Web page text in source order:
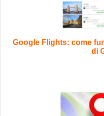
Google Flights: come
di